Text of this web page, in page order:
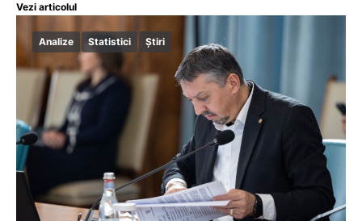
Vezi articolul
Analize Statistici Știri